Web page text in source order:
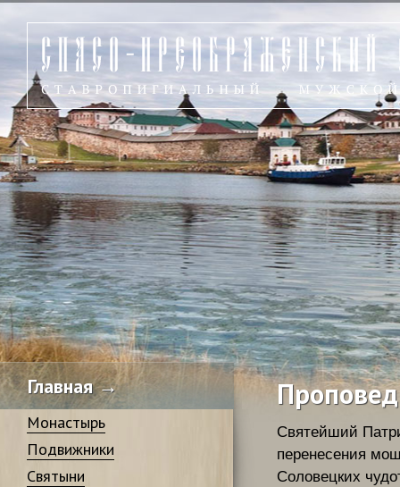
Главная →
Монастырь
Подвижники
Святыни
Святейший
перенесения
Соловецких